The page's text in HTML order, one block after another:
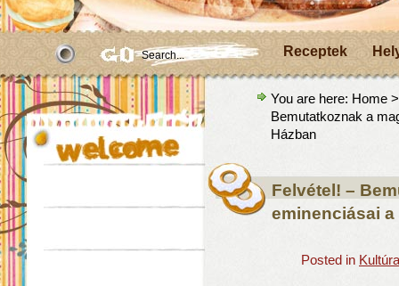
Receptek
You are here: Home
Bemutatkoznak a
Házban
Felvétel! –
eminenciásai a
Posted in